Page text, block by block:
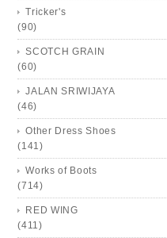
Tricker's
(90)
SCOTCH GRAIN
(60)
JALAN SRIWIJAYA
(46)
Other Dress Shoes
(141)
Works of Boots
(714)
RED WING
(411)